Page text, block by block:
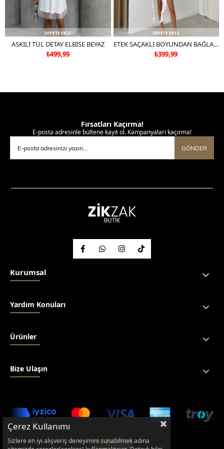
SEPETE EKLE
ASKILI TÜL DETAY ELBİSE BEYAZ
₺499,99
SEPETE EKLE
ETEK SAÇAKLI BOYUNDAN BAĞLAMALI TÜL ASTARLI ELBİSE BEYAZ
₺399,99
Fırsatları Kaçırma!
E-posta adresinle bültene kayıt ol. Kampanyaları kaçırma!
GÖNDER
Kurumsal
Yardım Konuları
Ürünler
Bize Ulaşın
Çerez Kullanımı
Sizlere en iyi alışveriş deneyimini sunabilmek adına